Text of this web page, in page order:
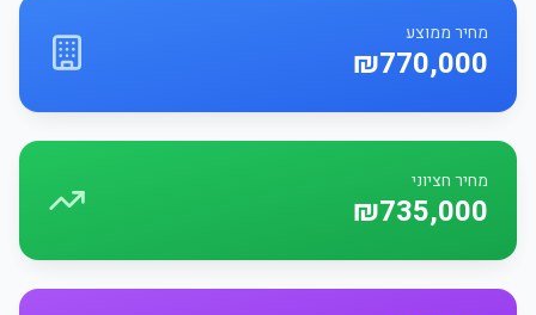
מחיר ממוצע
₪770,000
מחיר חציוני
₪735,000